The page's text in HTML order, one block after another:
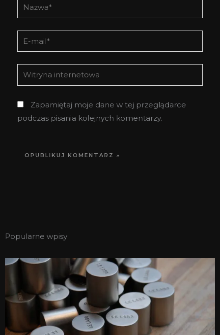
Nazwa*
E-
mail*
Witryna
internetowa
Zapamiętaj moje dane w tej przeglądarce
podczas pisania kolejnych komentarzy.
Popularne wpisy